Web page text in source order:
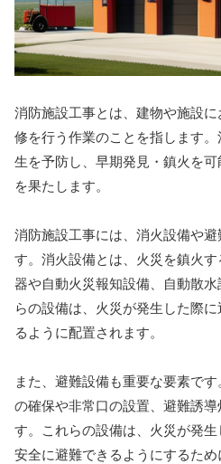
消防施設工事とは、建物や施設
修を行う作業のことを指します
生を予防し、早期発見・鎮火を
を果たします。
消防施設工事には、消火設備や
す。消火設備とは、火災を鎮火
器や自動火災報知設備、自動散
らの設備は、火災が発生した際
るように配置されます。
また、避難設備も重要な要素で
の確保や非常口の設置、避難誘
す。これらの設備は、火災が発
安全に避難できるようにするため